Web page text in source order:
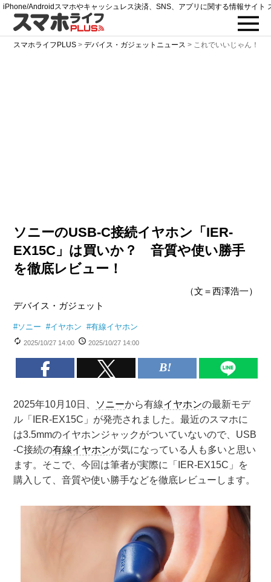
iPhone/Androidスマホやキャッシュレス決済、SNS、アプリに関する情報サイト
スマホライフPLUS >デバイス・ガジェットニュース > これでいいじゃん！
ソニーのUSB-C接続イヤホン「IER-
EX15C」は買いか？ 音質や使い勝手
を徹底レビュー！
（文＝西澤浩一）
デバイス・ガジェット
#ソニー #イヤホン #有線イヤホン
2025/10/27 14:00 2025/10/27 14:00
2025年10月10日、 ソニーから有線イヤホンの最新モデ
ル「IER-EX15C」が発売されました。最近のスマホに
は3.5mmのイヤホンジャックがついていないので、USB
-C接続の有線イヤホンが気になっている人も多いと思い
ます。そこで、今回は筆者が実際に「IER-EX15C」を
購入して、音質や使い勝手などを徹底レビューします。